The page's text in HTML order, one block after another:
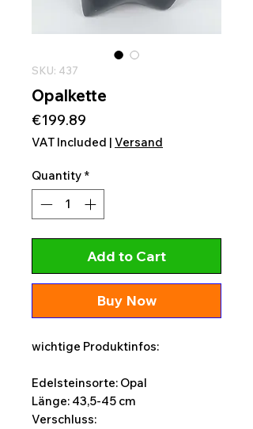
SKU: 437
Opalkette
€199.89
VAT Included | Versand
Quantity *
Add to Cart
Buy Now
wichtige Produktinfos:
Edelsteinsorte: Opal
Länge: 43,5-45 cm
Verschluss: